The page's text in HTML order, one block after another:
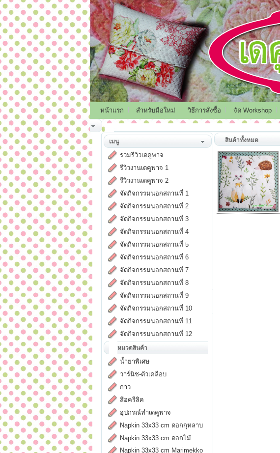
หน้าแรก สำหรับมือใหม่ วิธีการสั่งซื้อ จัด Workshop
เมนู
รวมรีวิวเดคูพาจ
รีวิวงานเดคูพาจ 1
รีวิวงานเดคูพาจ 2
จัดกิจกรรมนอกสถานที่ 1
จัดกิจกรรมนอกสถานที่ 2
จัดกิจกรรมนอกสถานที่ 3
จัดกิจกรรมนอกสถานที่ 4
จัดกิจกรรมนอกสถานที่ 5
จัดกิจกรรมนอกสถานที่ 6
จัดกิจกรรมนอกสถานที่ 7
จัดกิจกรรมนอกสถานที่ 8
จัดกิจกรรมนอกสถานที่ 9
จัดกิจกรรมนอกสถานที่ 10
จัดกิจกรรมนอกสถานที่ 11
จัดกิจกรรมนอกสถานที่ 12
หมวดสินค้า
น้ำยาพิเศษ
วาร์นิช-ตัวเคลือบ
กาว
สีอครีลิค
อุปกรณ์ทำเดคูพาจ
Napkin 33x33 cm ดอกกุหลาบ
Napkin 33x33 cm ดอกไม้
Napkin 33x33 cm Marimekko
สินค้าทั้งหมด